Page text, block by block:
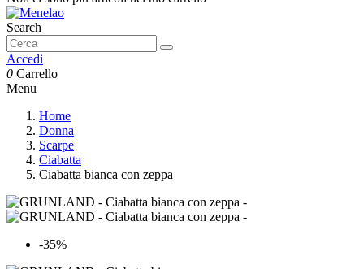
Search
Accedi
0 Carrello
Menu
Home
Donna
Scarpe
Ciabatta
Ciabatta bianca con zeppa
-35%